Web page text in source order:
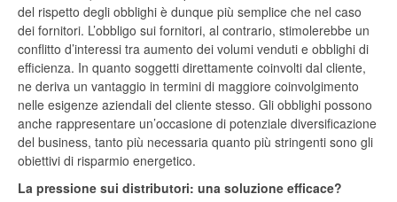
del rispetto degli obblighi è dunque più semplice che nel caso
dei fornitori. L’obbligo sui fornitori, al contrario, stimolerebbe un
conflitto d’interessi tra aumento dei volumi venduti e obblighi di
efficienza. In quanto soggetti direttamente coinvolti dal cliente,
ne deriva un vantaggio in termini di maggiore coinvolgimento
nelle esigenze aziendali del cliente stesso. Gli obblighi possono
anche rappresentare un’occasione di potenziale diversificazione
del business, tanto più necessaria quanto più stringenti sono gli
obiettivi di risparmio energetico.
La pressione sui distributori: una soluzione efficace?